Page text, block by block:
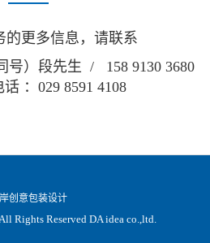
的更多信息，请联系
号）段先生 / 158 9130 3680
：029 8591 4108
创意包装设计
Rights Reserved DA idea co.,ltd.